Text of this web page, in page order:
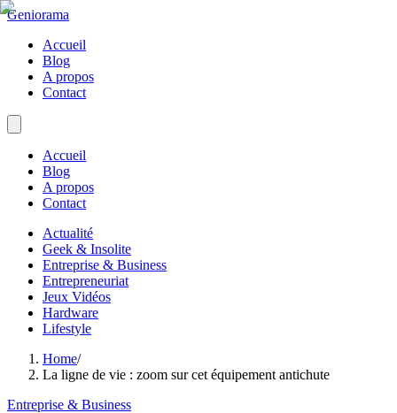
Geniorama
Accueil
Blog
A propos
Contact
Accueil
Blog
A propos
Contact
Actualité
Geek & Insolite
Entreprise & Business
Entrepreneuriat
Jeux Vidéos
Hardware
Lifestyle
Home/
La ligne de vie : zoom sur cet équipement antichute
Entreprise & Business